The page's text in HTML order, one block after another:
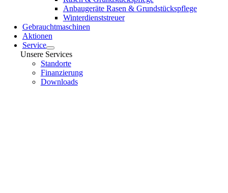
Anbaugeräte Rasen & Grundstückspflege
Winterdienststreuer
Gebrauchtmaschinen
Aktionen
Service
Unsere Services
Standorte
Finanzierung
Downloads